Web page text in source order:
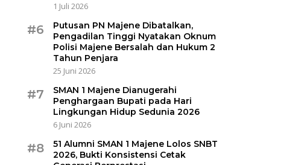
1 Juli 2026
#6
Putusan PN Majene Dibatalkan,
Pengadilan Tinggi Nyatakan Oknum
Polisi Majene Bersalah dan Hukum 2
Tahun Penjara
25 Juni 2026
#7
SMAN 1 Majene Dianugerahi
Penghargaan Bupati pada Hari
Lingkungan Hidup Sedunia 2026
6 Juni 2026
#8
51 Alumni SMAN 1 Majene Lolos SNBT
2026, Bukti Konsistensi Cetak